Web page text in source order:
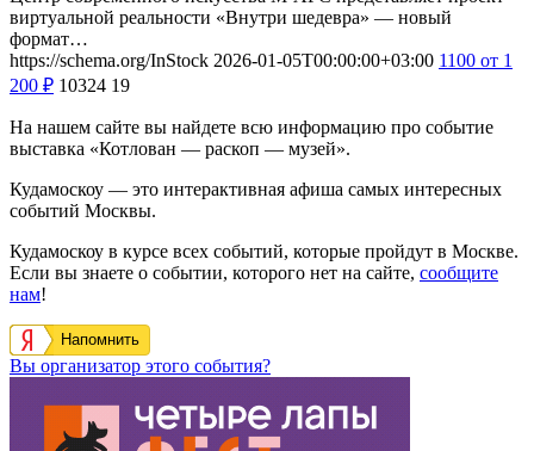
виртуальной реальности «Внутри шедевра» — новый
формат…
https://schema.org/InStock 2026-01-05T00:00:00+03:00 1100 от 1
200 ₽ 10324 19
На нашем сайте вы найдете всю информацию про событие
выставка «Котлован — раскоп — музей».
Кудамоскоу — это интерактивная афиша самых интересных
событий Москвы.
Кудамоскоу в курсе всех событий, которые пройдут в Москве.
Если вы знаете о событии, которого нет на сайте, сообщите
нам!
Напомнить
Вы организатор этого события?